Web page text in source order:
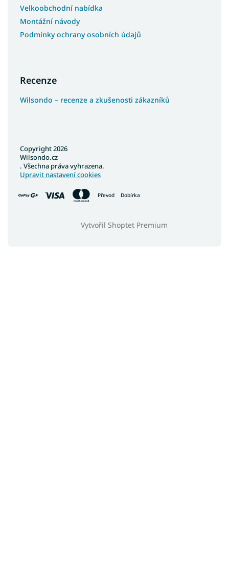
Velkoobchodní nabídka
Montážní návody
Podmínky ochrany osobních údajů
Recenze
Wilsondo – recenze a zkušenosti zákazníků
Převod Dobírka
Vytvořil Shoptet Premium
Copyright 2026
Wilsondo.cz
. Všechna práva vyhrazena.
Upravit nastavení cookies